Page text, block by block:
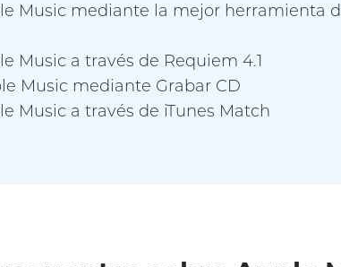
Music mediante la mejor herramienta
Music a través de Requiem 4.1
Music mediante Grabar CD
Music a través de iTunes Match